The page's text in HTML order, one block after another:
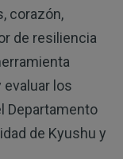
corazón,
de resiliencia
evaluar los
Departamento
de Kyushu y